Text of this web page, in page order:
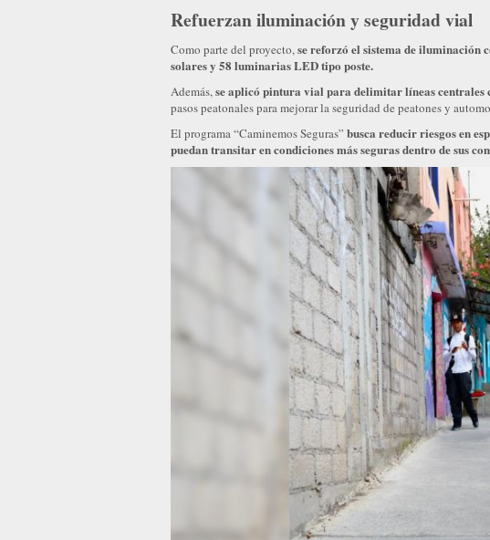
Refuerzan iluminación y seguridad vial
Como parte del proyecto,se reforzó el sistema de iluminación
solares y 58 luminarias LED tipo poste.
Además,se aplicó pintura vial para delimitar líneas centrales
pasos peatonales para mejorar la seguridad de peatones y
El programa “Caminemos Seguras” busca reducir riesgos en
puedan transitar en condiciones más seguras dentro de sus